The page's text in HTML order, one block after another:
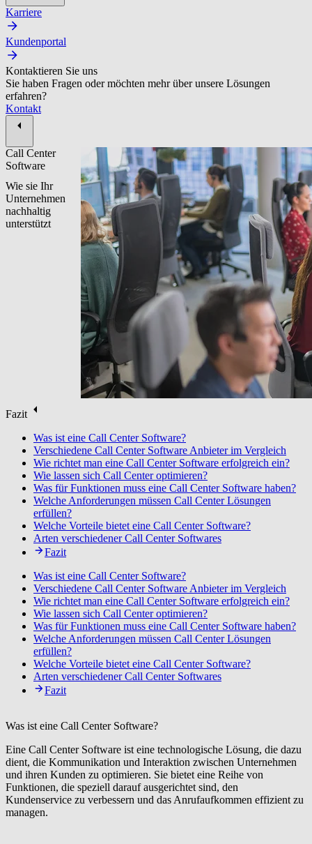
Karriere
Kundenportal
Kontaktieren Sie uns
Sie haben Fragen oder möchten mehr über unsere Lösungen
erfahren?
Kontakt
Call Center
Software
Wie sie Ihr
Unternehmen
nachhaltig
unterstützt
Fazit
Was ist eine Call Center Software?
Verschiedene Call Center Software Anbieter im Vergleich
Wie richtet man eine Call Center Software erfolgreich ein?
Wie lassen sich Call Center optimieren?
Was für Funktionen muss eine Call Center Software haben?
Welche Anforderungen müssen Call Center Lösungen
erfüllen?
Welche Vorteile bietet eine Call Center Software?
Arten verschiedener Call Center Softwares
Fazit
Was ist eine Call Center Software?
Verschiedene Call Center Software Anbieter im Vergleich
Wie richtet man eine Call Center Software erfolgreich ein?
Wie lassen sich Call Center optimieren?
Was für Funktionen muss eine Call Center Software haben?
Welche Anforderungen müssen Call Center Lösungen
erfüllen?
Welche Vorteile bietet eine Call Center Software?
Arten verschiedener Call Center Softwares
Fazit
Was ist eine Call Center Software?
Eine Call Center Software ist eine technologische Lösung, die dazu
dient, die Kommunikation und Interaktion zwischen Unternehmen
und ihren Kunden zu optimieren. Sie bietet eine Reihe von
Funktionen, die speziell darauf ausgerichtet sind, den
Kundenservice zu verbessern und das Anrufaufkommen effizient zu
managen.